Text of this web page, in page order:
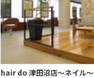
hair do 津田沼店～ネイル～